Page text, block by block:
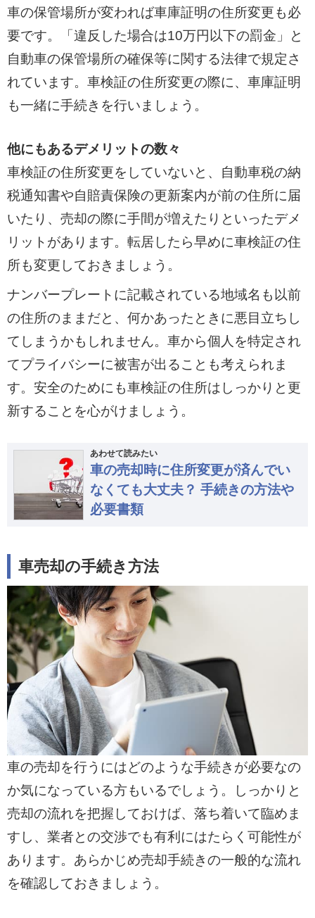
車の保管場所が変われば車庫証明の住所変更も必
要です。「違反した場合は10万円以下の罰金」と
自動車の保管場所の確保等に関する法律で規定さ
れています。車検証の住所変更の際に、車庫証明
も一緒に手続きを行いましょう。
他にもあるデメリットの数々
車検証の住所変更をしていないと、自動車税の納
税通知書や自賠責保険の更新案内が前の住所に届
いたり、売却の際に手間が増えたりといったデメ
リットがあります。転居したら早めに車検証の住
所も変更しておきましょう。
ナンバープレートに記載されている地域名も以前
の住所のままだと、何かあったときに悪目立ちし
てしまうかもしれません。車から個人を特定され
てプライバシーに被害が出ることも考えられま
す。安全のためにも車検証の住所はしっかりと更
新することを心がけましょう。
あわせて読みたい
車の売却時に住所変更が済んでい
なくても大丈夫？ 手続きの方法や
必要書類
車売却の手続き方法
車の売却を行うにはどのような手続きが必要なの
か気になっている方もいるでしょう。しっかりと
売却の流れを把握しておけば、落ち着いて臨めま
すし、業者との交渉でも有利にはたらく可能性が
あります。あらかじめ売却手続きの一般的な流れ
を確認しておきましょう。